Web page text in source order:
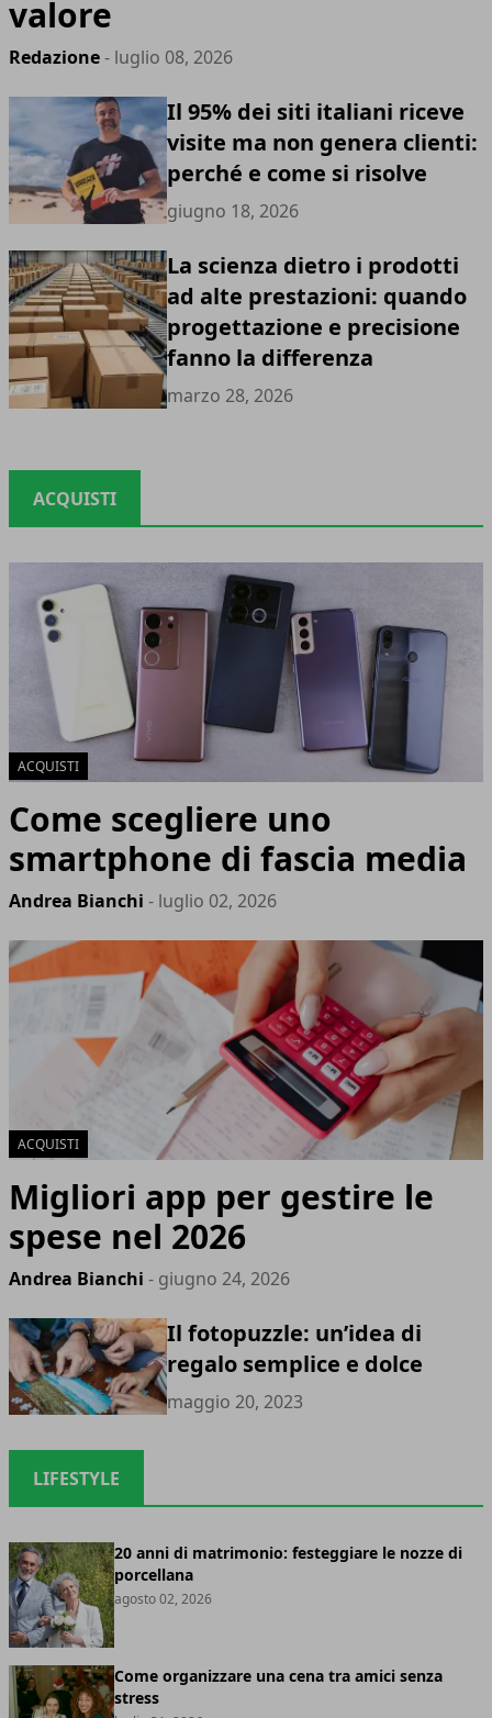
valore
Redazione- luglio 08, 2026
Il 95% dei siti italiani riceve
visite ma non genera clienti:
perché e come si risolve
giugno 18, 2026
La scienza dietro i prodotti
ad alte prestazioni: quando
progettazione e precisione
fanno la differenza
marzo 28, 2026
ACQUISTI
ACQUISTI
Come scegliere uno
smartphone di fascia media
Andrea Bianchi - luglio 02, 2026
ACQUISTI
Migliori app per gestire le
spese nel 2026
Andrea Bianchi - giugno 24, 2026
Il fotopuzzle: un’idea di
regalo semplice e dolce
maggio 20, 2023
LIFESTYLE
20 anni di matrimonio: festeggiare le nozze di
porcellana
agosto 02, 2026
Come organizzare una cena tra amici senza
stress